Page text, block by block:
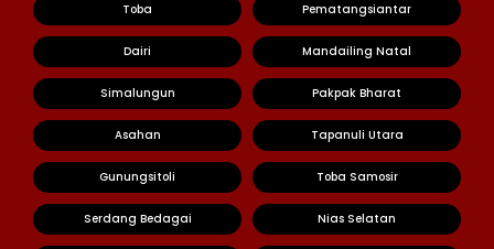
Toba Pematangsiantar
Dairi Mandailing Natal
Simalungun Pakpak Bharat
Asahan Tapanuli Utara
Gunungsitoli Toba Samosir
Serdang Bedagai Nias Selatan